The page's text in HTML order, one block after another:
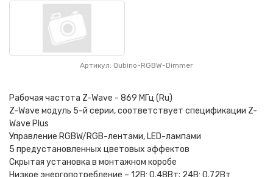
Артикул: Qubino-RGBW-Dimmer
Рабочая частота Z-Wave - 869 MГц (Ru)
Z-Wave модуль 5-й серии, соответствует спецификации Z-
Wave Plus
Управление RGBW/RGB-лентами, LED-лампами
5 предустановленных цветовых эффектов
Скрытая установка в монтажном коробе